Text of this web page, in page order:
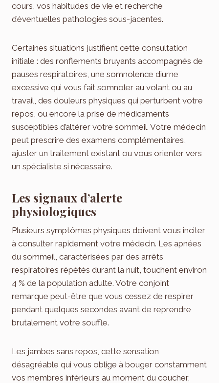
cours, vos habitudes de vie et recherche
d’éventuelles pathologies sous-jacentes.
Certaines situations justifient cette consultation
initiale : des ronflements bruyants accompagnés de
pauses respiratoires, une somnolence diurne
excessive qui vous fait somnoler au volant ou au
travail, des douleurs physiques qui perturbent votre
repos, ou encore la prise de médicaments
susceptibles d’altérer votre sommeil. Votre médecin
peut prescrire des examens complémentaires,
ajuster un traitement existant ou vous orienter vers
un spécialiste si nécessaire.
Les signaux d’alerte
physiologiques
Plusieurs symptômes physiques doivent vous inciter
à consulter rapidement votre médecin. Les apnées
du sommeil, caractérisées par des arrêts
respiratoires répétés durant la nuit, touchent environ
4 % de la population adulte. Votre conjoint
remarque peut-être que vous cessez de respirer
pendant quelques secondes avant de reprendre
brutalement votre souffle.
Les jambes sans repos, cette sensation
désagréable qui vous oblige à bouger constamment
vos membres inférieurs au moment du coucher,